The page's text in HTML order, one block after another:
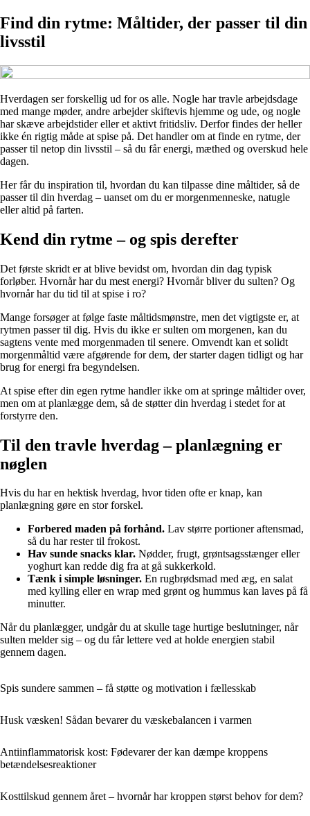
Find din rytme: Måltider, der passer til din
livsstil
Hverdagen ser forskellig ud for os alle. Nogle har travle arbejdsdage
med mange møder, andre arbejder skiftevis hjemme og ude, og nogle
har skæve arbejdstider eller et aktivt fritidsliv. Derfor findes der heller
ikke én rigtig måde at spise på. Det handler om at finde en rytme, der
passer til netop din livsstil – så du får energi, mæthed og overskud hele
dagen.
Her får du inspiration til, hvordan du kan tilpasse dine måltider, så de
passer til din hverdag – uanset om du er morgenmenneske, natugle
eller altid på farten.
Kend din rytme – og spis derefter
Det første skridt er at blive bevidst om, hvordan din dag typisk
forløber. Hvornår har du mest energi? Hvornår bliver du sulten? Og
hvornår har du tid til at spise i ro?
Mange forsøger at følge faste måltidsmønstre, men det vigtigste er, at
rytmen passer til dig. Hvis du ikke er sulten om morgenen, kan du
sagtens vente med morgenmaden til senere. Omvendt kan et solidt
morgenmåltid være afgørende for dem, der starter dagen tidligt og har
brug for energi fra begyndelsen.
At spise efter din egen rytme handler ikke om at springe måltider over,
men om at planlægge dem, så de støtter din hverdag i stedet for at
forstyrre den.
Til den travle hverdag – planlægning er
nøglen
Hvis du har en hektisk hverdag, hvor tiden ofte er knap, kan
planlægning gøre en stor forskel.
Forbered maden på forhånd. Lav større portioner aftensmad,
så du har rester til frokost.
Hav sunde snacks klar. Nødder, frugt, grøntsagsstænger eller
yoghurt kan redde dig fra at gå sukkerkold.
Tænk i simple løsninger. En rugbrødsmad med æg, en salat
med kylling eller en wrap med grønt og hummus kan laves på få
minutter.
Når du planlægger, undgår du at skulle tage hurtige beslutninger, når
sulten melder sig – og du får lettere ved at holde energien stabil
gennem dagen.
Spis sundere sammen – få støtte og motivation i fællesskab
Husk væsken! Sådan bevarer du væskebalancen i varmen
Antiinflammatorisk kost: Fødevarer der kan dæmpe kroppens
betændelsesreaktioner
Kosttilskud gennem året – hvornår har kroppen størst behov for dem?